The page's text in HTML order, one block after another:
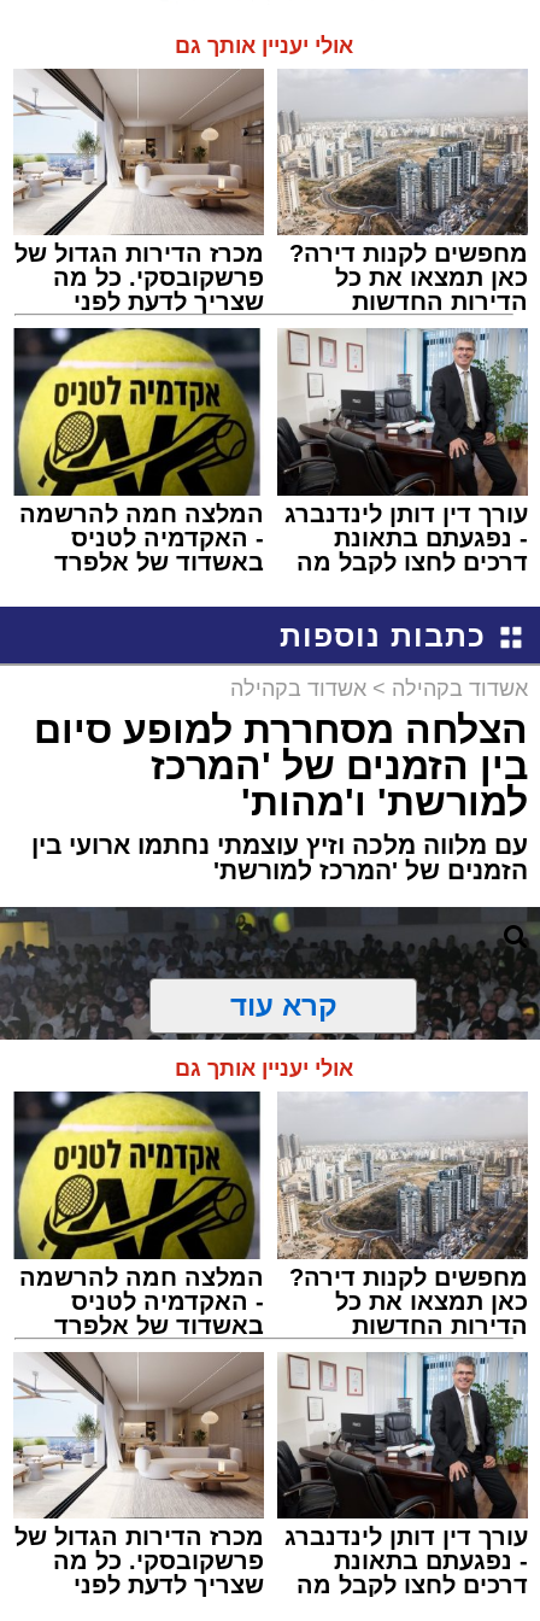
אולי יעניין אותך גם
מחפשים לקנות דירה?
כאן תמצאו את כל
הדירות החדשות
למכירה באשדוד >>>
מכרז הדירות הגדול של
פרשקובסקי. כל מה
שצריך לדעת לפני
שמגישים הצעה לדירה
באשדוד
עורך דין דותן לינדנברג
- נפגעתם בתאונת
דרכים לחצו לקבל מה
המלצה חמה להרשמה
- האקדמיה לטניס
באשדוד של אלפרד
כתבות נוספות
אשדוד בקהילה > אשדוד בקהילה
הצלחה מסחררת למופע סיום
בין הזמנים של 'המרכז
למורשת' ו'מהות'
עם מלווה מלכה וזיץ עוצמתי נחתמו ארועי בין
הזמנים של 'המרכז למורשת'
זיץ המרכז למורשת
מנהל האתר / 08:55 09.08.26
תגים:אבי אמסלם, המרכז למורשת, מהות, מני
אזולאי
קרא עוד
אולי יעניין אותך גם
מחפשים לקנות דירה?
כאן תמצאו את כל
הדירות החדשות
למכירה באשדוד >>>
המלצה חמה להרשמה
- האקדמיה לטניס
באשדוד של אלפרד
קריאולנסקי - לילדים
עורך דין דותן לינדנברג
- נפגעתם בתאונת
דרכים לחצו לקבל מה
מכרז הדירות הגדול של
פרשקובסקי. כל מה
שצריך לדעת לפני